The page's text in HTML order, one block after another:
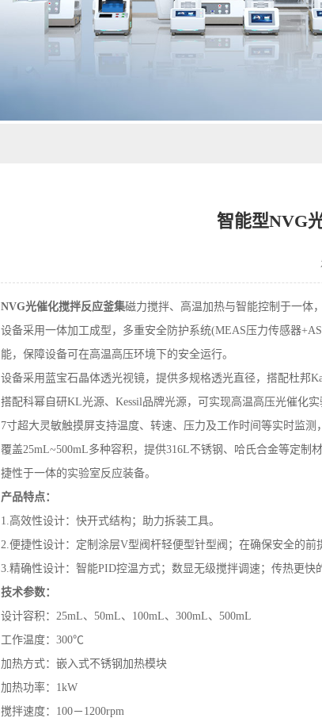
智能型NVG
NVG光催化搅拌反应釜集磁力搅拌、高温加热与智能控制于一体
设备采用一体加工成型，多重安全防护系统(MEAS压力传感器
能，保障设备可在高温高压环境下的安全运行。
设备采用蓝宝石晶体透光视镜，提供多规格透光直径，搭配杜邦
搭配科幂自研KL光源、Kessil品牌光源，可实现高温高压光催化实
7寸超大灵敏触摸屏支持温度、转速、压力及工作时间等实时监测
覆盖25mL~500mL多种容积，提供316L不锈钢、哈氏合金等定
捷性于一体的实验室反应装备。
产品特点：
1.高效性设计：快开式结构；助力拆装工具。
2.便捷性设计：定制涂层V型阀杆轻便型针型阀；在确保安全的前
3.精确性设计：智能PID控温方式；数显无级搅拌调速；传热更快
技术参数：
设计容积：25mL、50mL、100mL、300mL、500mL
工作温度：300℃
加热方式：嵌入式不锈钢加热模块
加热功率：1kW
搅拌速度：100－1200rpm